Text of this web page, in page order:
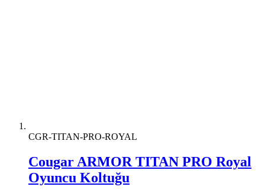
CGR-TITAN-PRO-ROYAL
Cougar ARMOR TITAN PRO Royal
Oyuncu Koltuğu